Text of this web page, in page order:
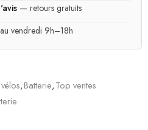
— retours gratuits
vendredi 9h–18h
,Batterie,Top ventes